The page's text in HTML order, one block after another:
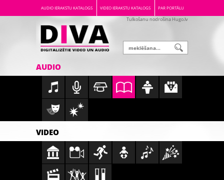
AUDIO IERAKSTU KATALOGS VIDEO IERAKSTU KATALOGS PAR PORTĀLU
Tulkošanu nodrošina Hugo.lv
AUDIO
VIDEO